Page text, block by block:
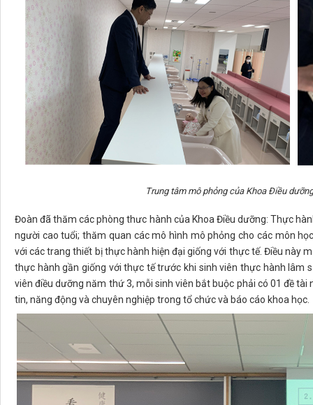
Trung tâm mô phỏng của Khoa Điều
Đoàn đã thăm các phòng thưc hành của Khoa Điều dưỡng: Thực
người cao tuổi; thăm quan các mô hình mô phỏng cho các môn
với các trang thiết bị thực hành hiện đại giống với thực tế. Điều này
thực hành gần giống với thực tế trước khi sinh viên thực hành lâm
viên điều dưỡng năm thứ 3, mỗi sinh viên bắt buộc phải có 01 đề
tin, năng động và chuyên nghiệp trong tổ chức và báo cáo khoa học.